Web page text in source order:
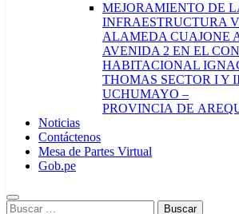
MEJORAMIENTO DE
INFRAESTRUCTURA
ALAMEDA CUAJONE
AVENIDA 2 EN EL
HABITACIONAL
THOMAS SECTOR I Y
UCHUMAYO –
PROVINCIA DE
Noticias
Contáctenos
Mesa de Partes Virtual
Gob.pe
Buscar: